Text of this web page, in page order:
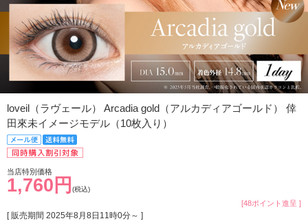
loveil（ラヴェール） Arcadia gold（アルカディアゴールド） 倖
田來未イメージモデル（10枚入り）
当店特別価格
1,760円 (税込)
[48ポイント進呈 ]
[ 販売期間 2025年8月8日11時0分～ ]